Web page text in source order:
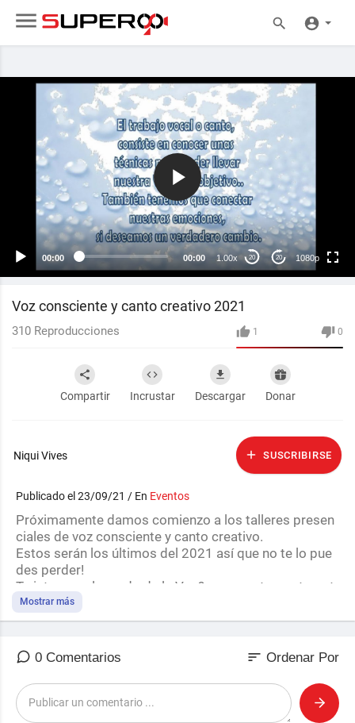
00:00 00:00 1.00x 20 20 1080p
240p
auto
Voz consciente y canto creativo 2021
1 0
310 Reproducciones
Compartir Incrustar Descargar Donar
Niqui Vives SUSCRIBIRSE
Publicado el 23/09/21 / En Eventos
Próximamente damos comienzo a los talleres presen
ciales de voz consciente y canto creativo.
Estos serán los últimos del 2021 así que no te lo pue
des perder!
Te interesa el mundo de la Voz? expresarte, cantar, y t
ener un gran conocimiento de ella, te llevarán a un mu
ndo de posibilidades infinitas que aumentarán tu segu
ento.
Mostrar más
0 Comentarios sort Ordenar Por